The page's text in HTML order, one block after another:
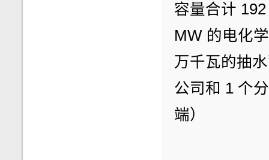
容量合计
MW 的电化
万千瓦的抽
公司和 1 个
端）